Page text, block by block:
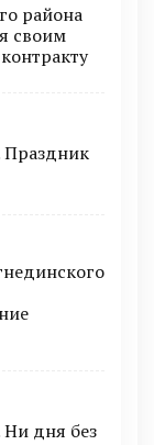
района
своим
Праздник
дня без